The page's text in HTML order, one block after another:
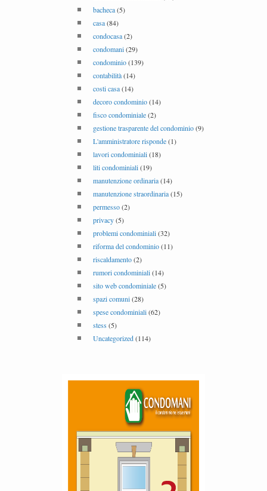
bacheca(5)
casa(84)
condocasa(2)
condomani(29)
condominio(139)
contabilità(14)
costi casa(14)
decoro condominio(14)
fisco condominiale(2)
gestione trasparente del condominio(9)
L'amministratore risponde(1)
lavori condominiali(18)
liti condominiali(19)
manutenzione ordinaria(14)
manutenzione straordinaria(15)
permesso(2)
privacy(5)
problemi condominiali(32)
riforma del condominio(11)
riscaldamento(2)
rumori condominiali(14)
sito web condominiale(5)
spazi comuni(28)
spese condominiali(62)
stess(5)
Uncategorized(114)